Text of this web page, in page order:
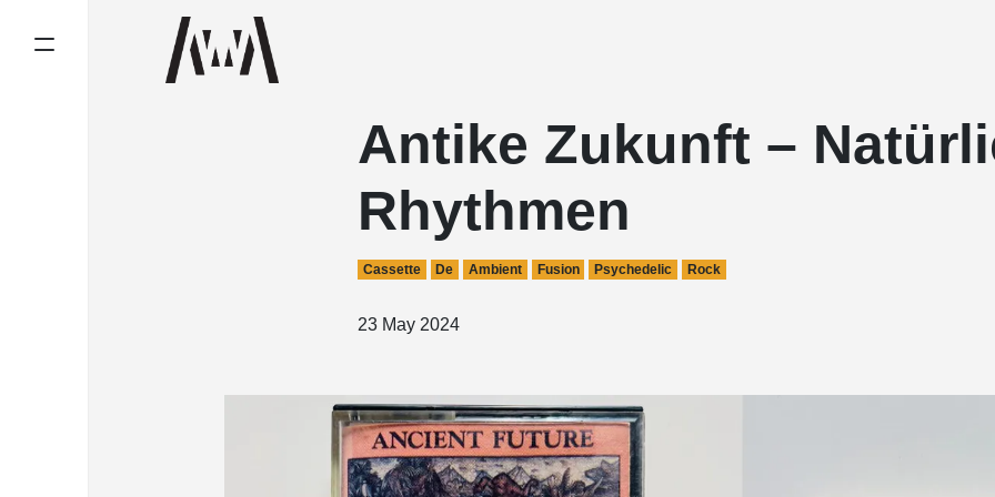
Antike Zukunft –
Rhythmen
Cassette De Ambient Fusion Psychedelic Rock
23 May 2024